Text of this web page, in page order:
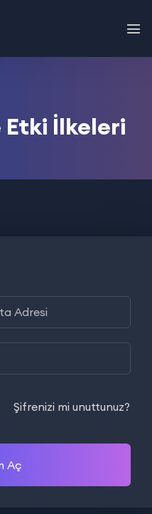
Etki İlkeleri
Şifrenizi mi unuttunuz?
Aç